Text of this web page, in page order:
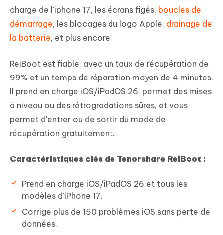
charge de l'iphone 17, les écrans figés, boucles de
démarrage, les blocages du logo Apple, drainage de
la batterie, et plus encore.
ReiBoot est fiable, avec un taux de récupération de
99% et un temps de réparation moyen de 4 minutes.
Il prend en charge iOS/iPadOS 26, permet des mises
à niveau ou des rétrogradations sûres, et vous
permet d'entrer ou de sortir du mode de
récupération gratuitement.
Caractéristiques clés de Tenorshare ReiBoot :
Prend en charge iOS/iPadOS 26 et tous les
modèles d'iPhone 17.
Corrige plus de 150 problèmes iOS sans perte de
données.